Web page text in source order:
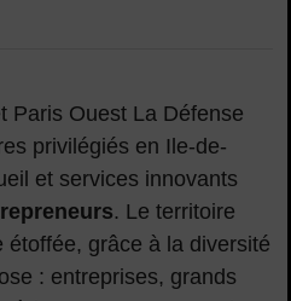
Paris Ouest La Défense
privilégiés en Ile-de-
et services innovants
. Le territoire
étoffée, grâce à la diversité
: entreprises, grands